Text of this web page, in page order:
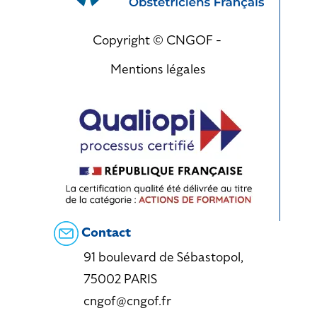
Copyright © CNGOF -
Mentions légales
Contact
91 boulevard de Sébastopol,
75002 PARIS
cngof@cngof.fr